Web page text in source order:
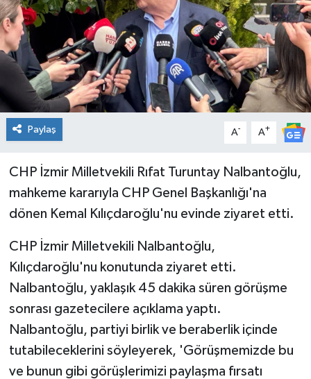
Paylaş A- A+
CHP İzmir Milletvekili Rıfat Turuntay Nalbantoğlu,
mahkeme kararıyla CHP Genel Başkanlığı'na
dönen Kemal Kılıçdaroğlu'nu evinde ziyaret etti.
CHP İzmir Milletvekili Nalbantoğlu,
Kılıçdaroğlu'nu konutunda ziyaret etti.
Nalbantoğlu, yaklaşık 45 dakika süren görüşme
sonrası gazetecilere açıklama yaptı.
Nalbantoğlu, partiyi birlik ve beraberlik içinde
tutabileceklerini söyleyerek, 'Görüşmemizde bu
ve bunun gibi görüşlerimizi paylaşma fırsatı
Politika
Sağlık
Spor
Turizm
Yaşam